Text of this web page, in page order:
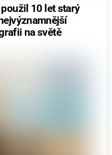
10 let starý
na světě